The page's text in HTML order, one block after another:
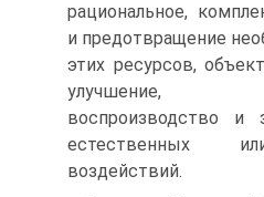
рациональное,
и предотвращение
этих ресурсов,
улучше­ние,
воспроизводство
естествен­ных
воздействий.